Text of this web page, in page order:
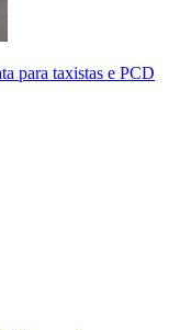
para taxistas e PCD